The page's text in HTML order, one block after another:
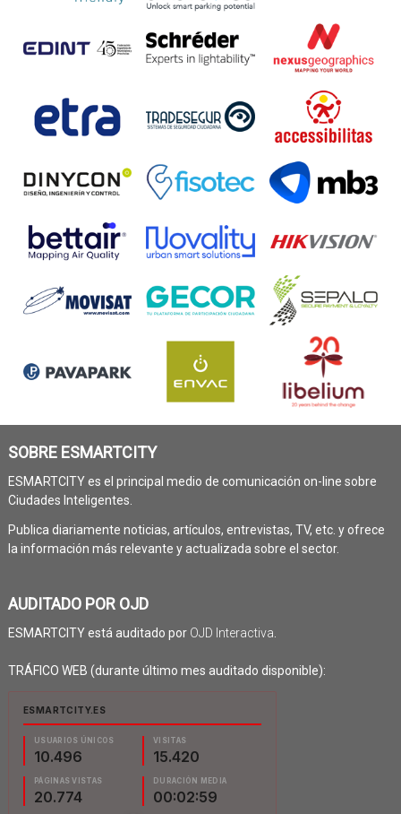
SOBRE ESMARTCITY
ESMARTCITY es el principal medio de comunicación on-line sobre
Ciudades Inteligentes.
Publica diariamente noticias, artículos, entrevistas, TV, etc. y ofrece
la información más relevante y actualizada sobre el sector.
AUDITADO POR OJD
ESMARTCITY está auditado por OJD Interactiva
TRÁFICO WEB (durante último mes auditado disponible):